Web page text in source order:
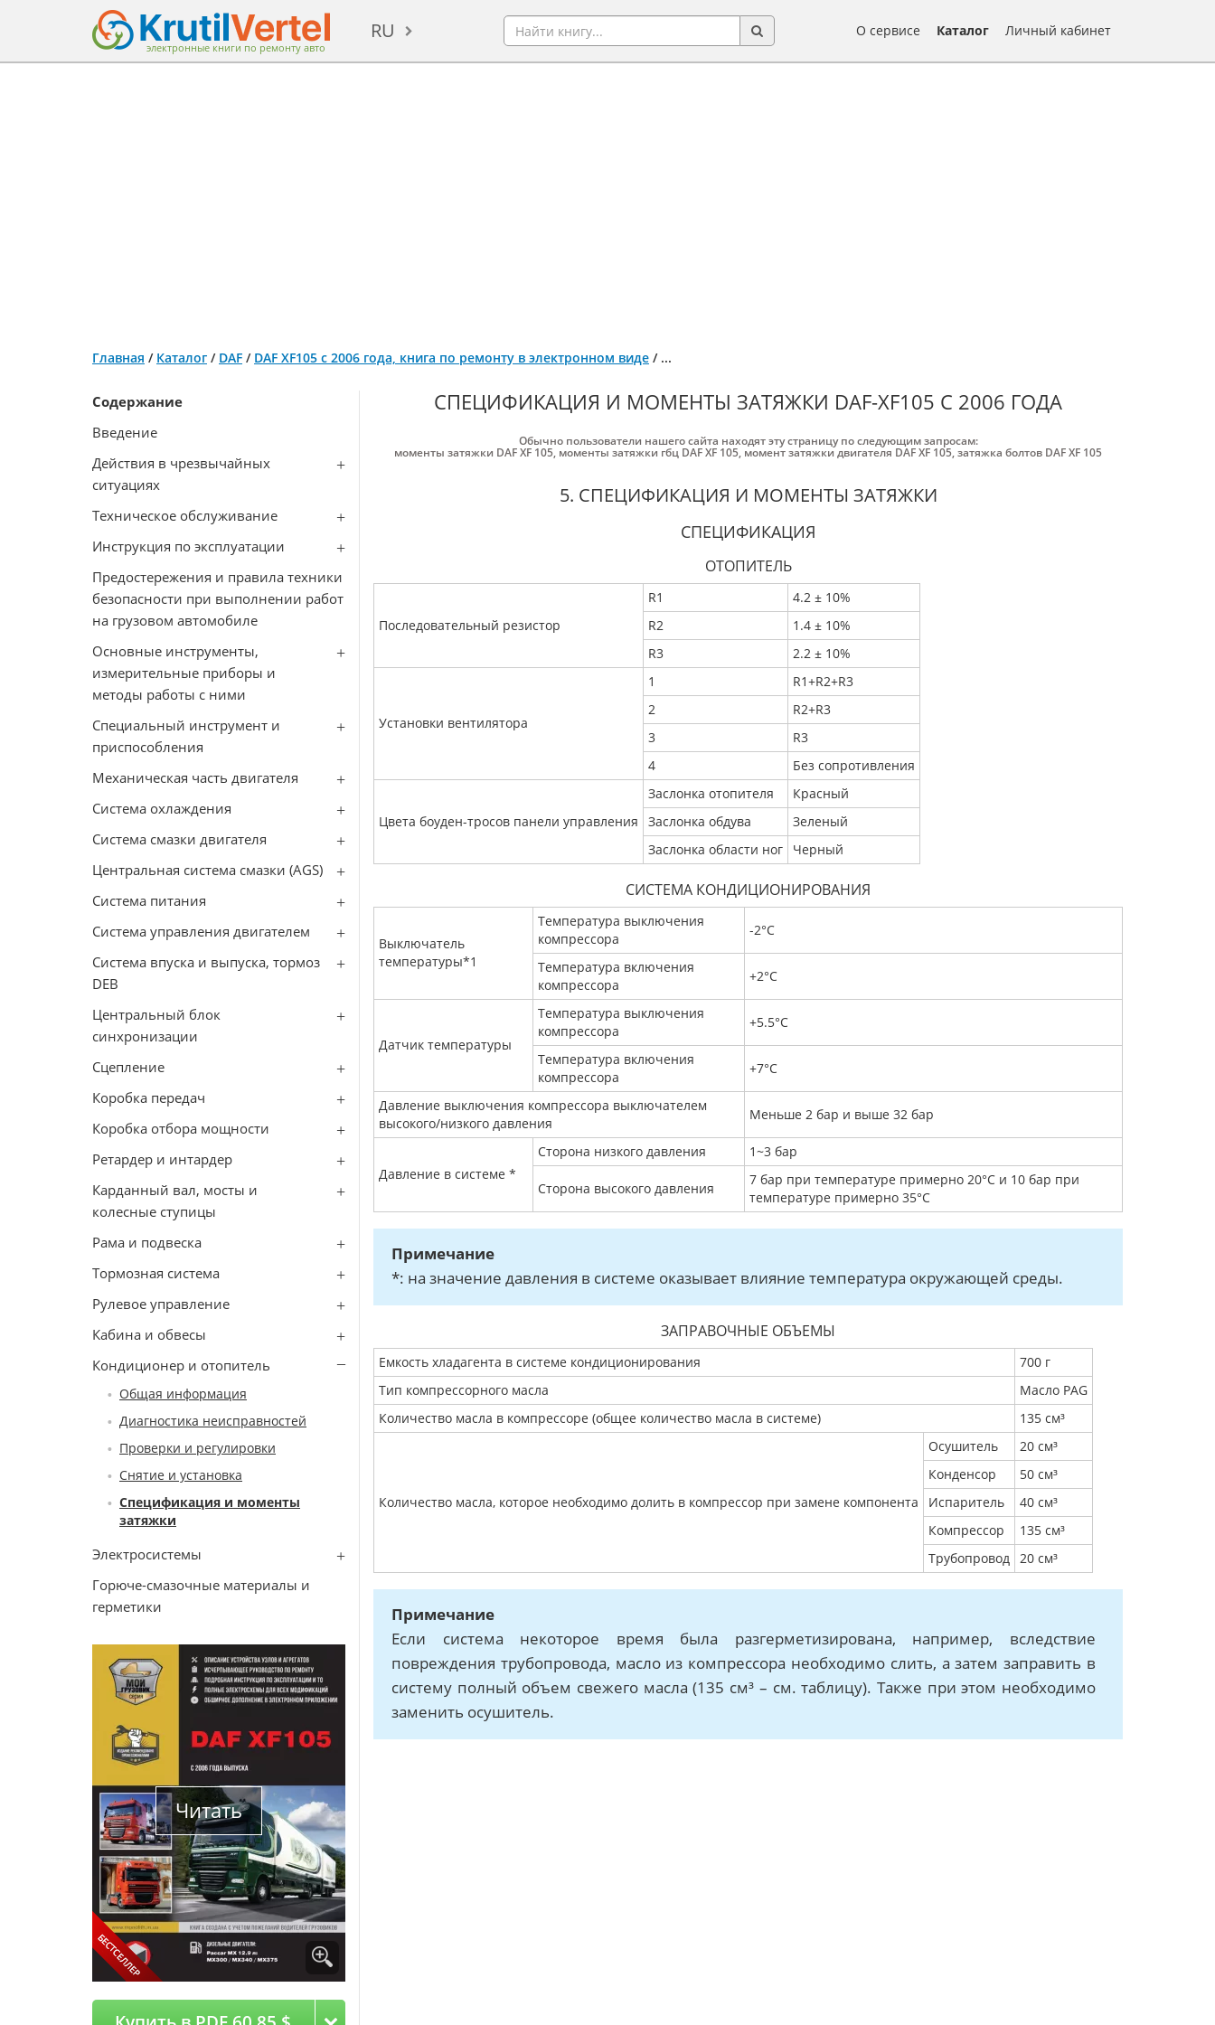
электронные книги по ремонту авто
RU О сервисе Каталог Личный кабинет
Главная / Каталог / DAF / DAF XF105 с 2006 года, книга по ремонту в электронном виде / ...
Содержание
Введение
Действия в чрезвычайных
ситуациях
Техническое обслуживание
Инструкция по эксплуатации
Предостережения и правила техники
безопасности при выполнении работ
на грузовом автомобиле
Основные инструменты,
измерительные приборы и
методы работы с ними
Специальный инструмент и
приспособления
Механическая часть двигателя
Система охлаждения
Система смазки двигателя
Центральная система смазки (AGS)
Система питания
Система управления двигателем
Система впуска и выпуска, тормоз
DEB
Центральный блок
синхронизации
Сцепление
Коробка передач
Коробка отбора мощности
Ретардер и интардер
Карданный вал, мосты и
колесные ступицы
Рама и подвеска
Тормозная система
Рулевое управление
Кабина и обвесы
Кондиционер и отопитель
Общая информация
Диагностика неисправностей
Проверки и регулировки
Снятие и установка
Спецификация и моменты
затяжки
Электросистемы
Горюче-смазочные материалы и
герметики
Читать
СПЕЦИФИКАЦИЯ И МОМЕНТЫ ЗАТЯЖКИ DAF-XF105 С 2006 ГОДА
Обычно пользователи нашего сайта находят эту страницу по следующим запросам:
моменты затяжки DAF XF 105, моменты затяжки гбц DAF XF 105, момент затяжки двигателя DAF XF 105,затяжка болтов DAF XF 105
5. СПЕЦИФИКАЦИЯ И МОМЕНТЫ ЗАТЯЖКИ
СПЕЦИФИКАЦИЯ
ОТОПИТЕЛЬ
Последовательный резистор
R1
4.2 ± 10%
R2
1.4 ± 10%
R3
2.2 ± 10%
Установки вентилятора
1
R1+R2+R3
2
R2+R3
3
R3
4
Без сопротивления
Цвета боуден-тросов панели управления
Заслонка отопителя
Красный
Заслонка обдува
Зеленый
Заслонка области ног
Черный
СИСТЕМА КОНДИЦИОНИРОВАНИЯ
Выключатель
температуры*1
Температура выключения
компрессора
-2°С
Температура включения
компрессора
+2°С
Датчик температуры
Температура выключения
компрессора
+5.5°С
Температура включения
компрессора
+7°С
Давление выключения компрессора выключателем
высокого/низкого давления
Меньше 2 бар и выше 32 бар
Давление в системе *
Сторона низкого давления 1~3 бар
Сторона высокого давления
7 бар при температуре примерно 20°С и 10 бар при
температуре примерно 35°С
Примечание
*: на значение давления в системе оказывает влияние температура окружающей среды.
ЗАПРАВОЧНЫЕ ОБЪЕМЫ
Емкость хладагента в системе кондиционирования
700 г
Тип компрессорного масла
Масло PAG
Количество масла в компрессоре (общее количество масла в системе)
135 см³
Количество масла, которое необходимо долить в компрессор при замене компонента
Осушитель
20 см³
Конденсор
50 см³
Испаритель
40 см³
Компрессор
135 см³
Трубопровод 20 см³
Примечание
Если система некоторое время была разгерметизирована, например, вследствие
повреждения трубопровода, масло из компрессора необходимо слить, а затем заправить в
систему полный объем свежего масла (135 см³ – см. таблицу). Также при этом необходимо
заменить осушитель.